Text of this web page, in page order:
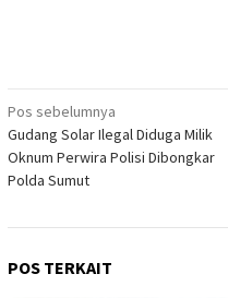
Navigasi
pos
Pos sebelumnya
Gudang Solar Ilegal Diduga Milik
Oknum Perwira Polisi Dibongkar
Polda Sumut
POS TERKAIT